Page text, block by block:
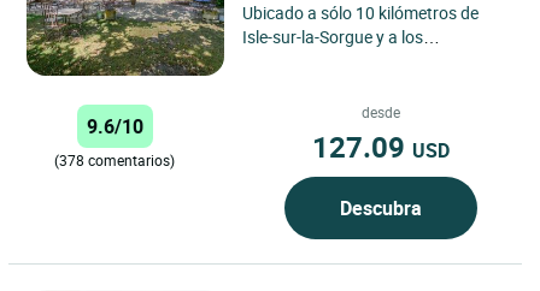
Ubicado a sólo 10 kilómetros de
Isle-sur-la-Sorgue y a los
9.6/10
(378 comentarios)
desde
127.09 USD
Descubra